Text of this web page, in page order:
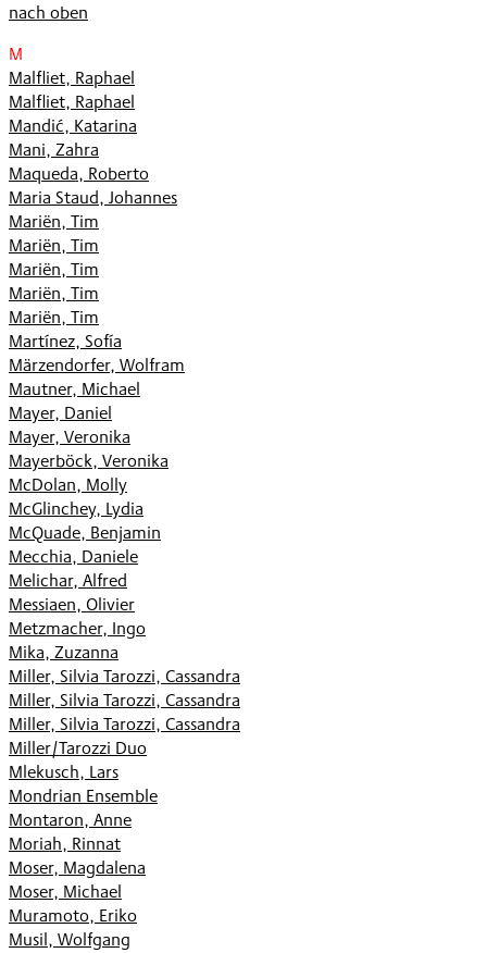
nach oben
M
Malfliet, Raphael
Malfliet, Raphael
Mandić, Katarina
Mani, Zahra
Maqueda, Roberto
Maria Staud, Johannes
Mariën, Tim
Mariën, Tim
Mariën, Tim
Mariën, Tim
Mariën, Tim
Martínez, Sofía
Märzendorfer, Wolfram
Mautner, Michael
Mayer, Daniel
Mayer, Veronika
Mayerböck, Veronika
McDolan, Molly
McGlinchey, Lydia
McQuade, Benjamin
Mecchia, Daniele
Melichar, Alfred
Messiaen, Olivier
Metzmacher, Ingo
Mika, Zuzanna
Miller, Silvia Tarozzi, Cassandra
Miller, Silvia Tarozzi, Cassandra
Miller, Silvia Tarozzi, Cassandra
Miller/Tarozzi Duo
Mlekusch, Lars
Mondrian Ensemble
Montaron, Anne
Moriah, Rinnat
Moser, Magdalena
Moser, Michael
Muramoto, Eriko
Musil, Wolfgang